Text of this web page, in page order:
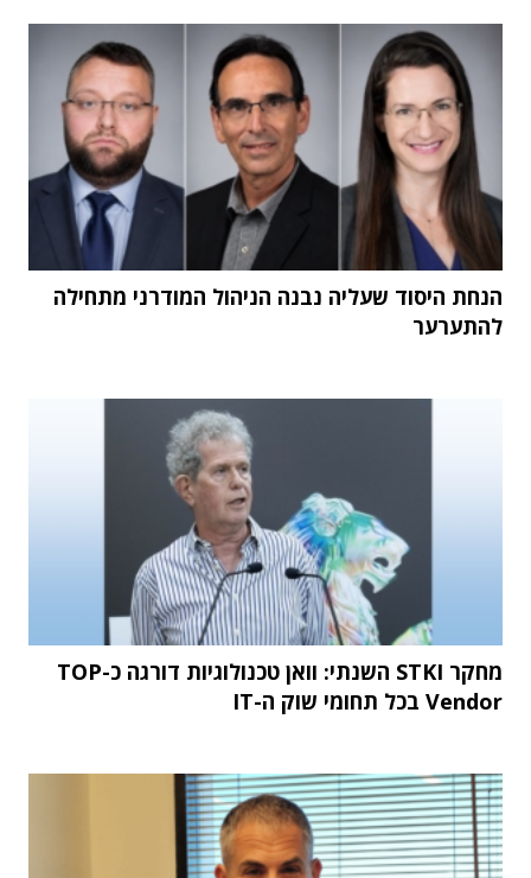
הנחת היסוד שעליה נבנה הניהול המודרני מתחילה
להתערער
מחקר STKI השנתי: וואן טכנולוגיות דורגה כ-TOP
Vendor בכל תחומי שוק ה-IT